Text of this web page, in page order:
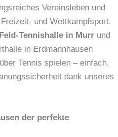
Vereinsleben und
und Wettkampfsport.
Tennishalle in Murr und
in Erdmannhausen
Tennis spielen – einfach,
dank unseres
der perfekte